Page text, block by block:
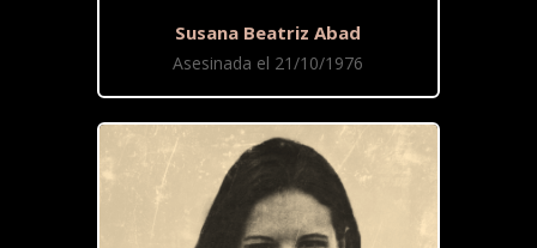
Susana Beatriz Abad
Asesinada el 21/10/1976